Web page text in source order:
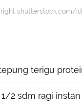
shutterstock.com/
terigu
1/2 sdm ragi instan